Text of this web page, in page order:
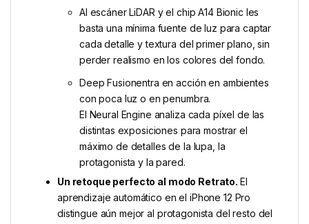
Al escáner LiDAR y el chip A14 Bionic les
basta una mínima fuente de luz para captar
cada detalle y textura del primer plano, sin
perder realismo en los colores del fondo.
Deep Fusionentra en acción en ambientes
con poca luz o en penumbra.
El Neural Engine analiza cada píxel de las
distintas exposiciones para mostrar el
máximo de detalles de la lupa, la
protagonista y la pared.
Un retoque perfecto al modo Retrato. El
aprendizaje automático en el iPhone 12 Pro
distingue aún mejor al protagonista del resto del